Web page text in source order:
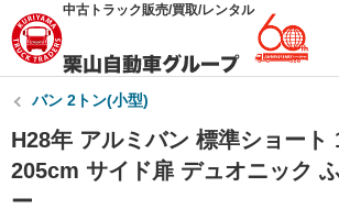
中古トラック販売/買取/レンタル
バン 2トン(小型)
H28年 アルミバン 標準ショート
205cm サイド扉 デュオニック
ー